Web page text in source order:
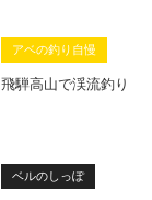
アベの釣り自慢
飛騨高山で渓流釣り
ベルのしっぽ